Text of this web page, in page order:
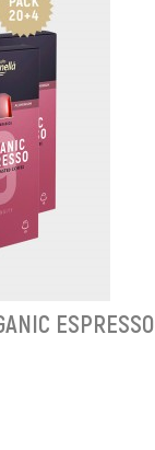
ESPRESSO